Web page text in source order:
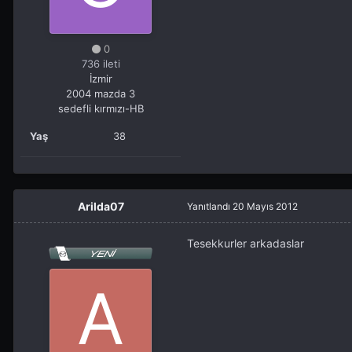
0
736 ileti
İzmir
2004 mazda 3
sedefli kırmızı-HB
Yaş 38
Arilda07 Yanıtlandı 20 Mayıs 2012
Tesekkurler arkadaslar